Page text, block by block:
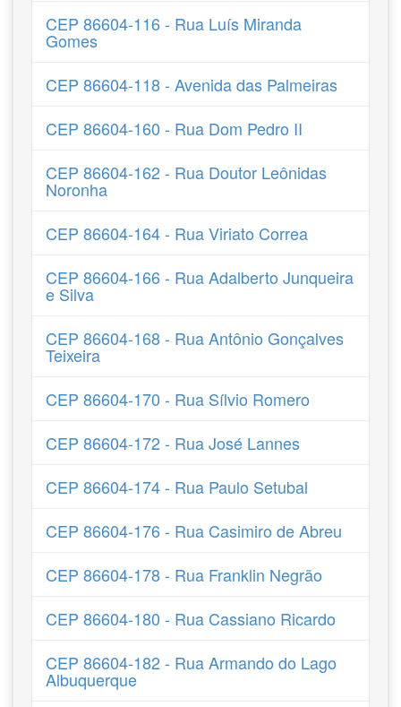
CEP 86604-116 - Rua Luís Miranda
Gomes
CEP 86604-118 - Avenida das Palmeiras
CEP 86604-160 - Rua Dom Pedro II
CEP 86604-162 - Rua Doutor Leônidas
Noronha
CEP 86604-164 - Rua Viriato Correa
CEP 86604-166 - Rua Adalberto Junqueira
e Silva
CEP 86604-168 - Rua Antônio Gonçalves
Teixeira
CEP 86604-170 - Rua Sílvio Romero
CEP 86604-172 - Rua José Lannes
CEP 86604-174 - Rua Paulo Setubal
CEP 86604-176 - Rua Casimiro de Abreu
CEP 86604-178 - Rua Franklin Negrão
CEP 86604-180 - Rua Cassiano Ricardo
CEP 86604-182 - Rua Armando do Lago
Albuquerque